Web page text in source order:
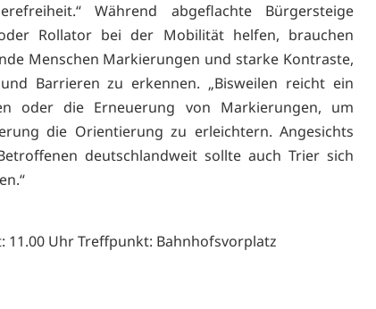
Während abgeflachte Bürgersteige
Rollator bei der Mobilität helfen, brauchen
Menschen Markierungen und starke Kontraste,
Barrieren zu erkennen. „Bisweilen reicht ein
oder die Erneuerung von Markierungen, um
die Orientierung zu erleichtern. Angesichts
deutschlandweit sollte auch Trier sich
11.00 Uhr Treffpunkt: Bahnhofsvorplatz